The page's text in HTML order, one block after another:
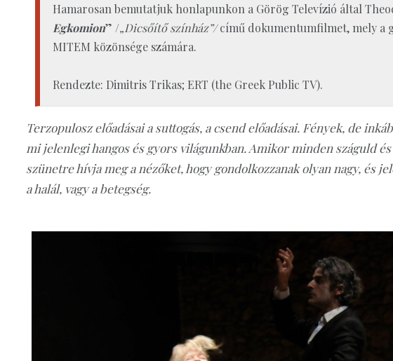
Hamarosan bemutatjuk honlapunkon a Görög Televízió által
Egkomion” /„Dicsőítő színház”/című dokumentumfilmet, mely a
MITEM közönsége számára.
Rendezte: Dimitris Trikas; ERT (the Greek Public TV).
Terzopulosz előadásai a suttogás, a csend előadásai. Fények, de
mi jelenlegi hangos és gyors világunkban. Amikor minden száguld
szünetre hívja meg a nézőket, hogy gondolkozzanak olyan nagy, és
a halál, vagy a betegség.